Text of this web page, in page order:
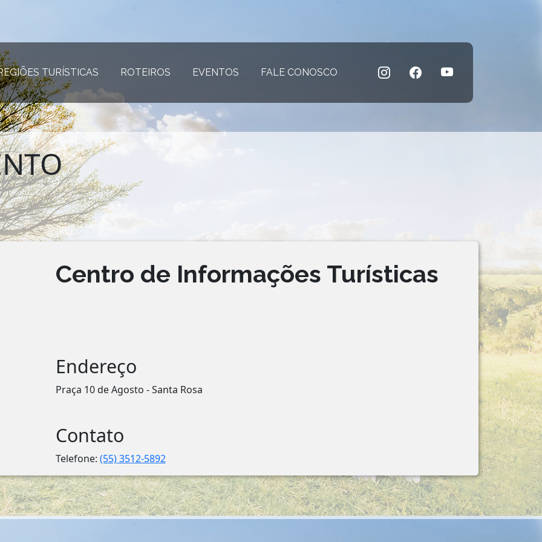
TURÍSTICAS (página atual)
ROTEIROS (página atual)
EVENTOS (página atual)
FALE CONOSCO (página atual)
Centro de Informações Turísticas
Endereço
Praça 10 de Agosto - Santa Rosa
Contato
Telefone: (55) 3512-5892